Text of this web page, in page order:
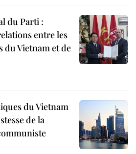
du Parti :
entre les
du Vietnam et de
du Vietnam
de la